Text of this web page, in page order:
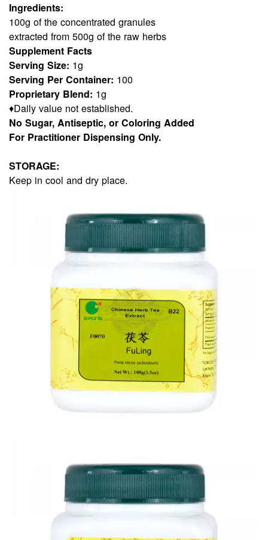
Ingredients:
100g of the concentrated granules
extracted from 500g of the raw herbs
Supplement Facts
Serving Size: 1g
Serving Per Container: 100
Proprietary Blend: 1g
♦Daily value not established.
No Sugar, Antiseptic, or Coloring Added
For Practitioner Dispensing Only.
STORAGE:
Keep in cool and dry place.